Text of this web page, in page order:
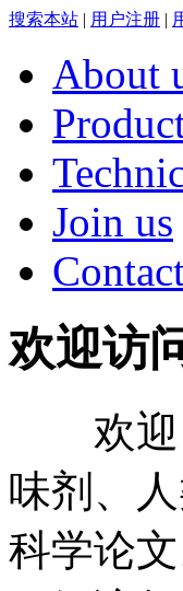
搜索本站 | 用户注册 |
About
Join us
欢迎访
欢迎！
味剂、
科学论